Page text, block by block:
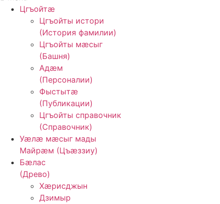
Цгъойтæ
Цгъойты истори
(История фамилии)
Цгъойты мæсыг
(Башня)
Адӕм
(Персоналии)
Фыстытӕ
(Публикации)
Цгъойты справочник
(Справочник)
Уӕлӕ мӕсыг мады
Майрӕм (Цъӕззиу)
Бӕлас
(Древо)
Хӕрисджын
Дзимыр